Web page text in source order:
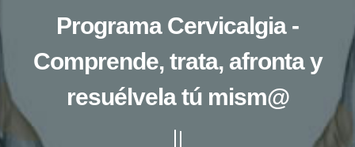
Programa Cervicalgia -
Comprende, trata, afronta y
resuélvela tú mism@